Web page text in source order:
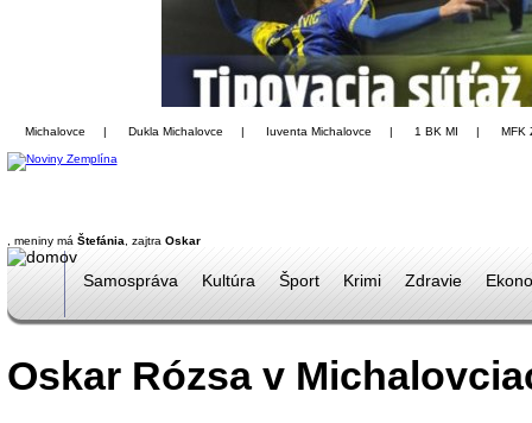
Michalovce | Dukla Michalovce | Iuventa Michalovce | 1 BK MI | MFK
, meniny má Štefánia , zajtra Oskar
Samospráva Kultúra Šport Krimi Zdravie
Oskar Rózsa v